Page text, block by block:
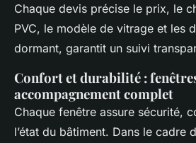
Chaque devis précise le prix, le
PVC, le modèle de vitrage et les
dormant, garantit un suivi
Confort et durabilité :
accompagnement complet
Chaque fenêtre assure sécurité,
l’état du bâtiment. Dans le cadre